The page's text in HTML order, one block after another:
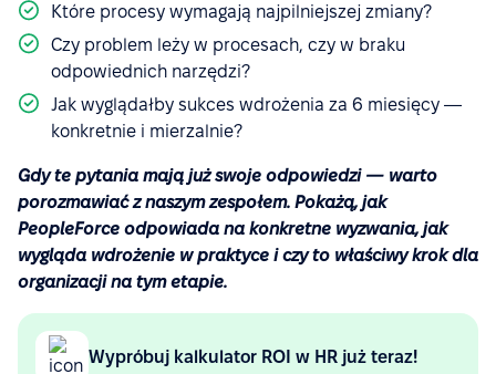
Które procesy wymagają najpilniejszej zmiany?
Czy problem leży w procesach, czy w braku
odpowiednich narzędzi?
Jak wyglądałby sukces wdrożenia za 6 miesięcy —
konkretnie i mierzalnie?
Gdy te pytania mają już swoje odpowiedzi — warto
porozmawiać z naszym zespołem. Pokażą, jak
PeopleForce odpowiada na konkretne wyzwania, jak
wygląda wdrożenie w praktyce i czy to właściwy krok dla
organizacji na tym etapie.
Wypróbuj kalkulator ROI w HR już teraz!